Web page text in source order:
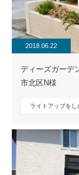
2018.06.22
ディーズガーデ
市北区N様
ライトアップをし